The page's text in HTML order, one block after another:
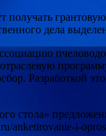
дела
Разработкой
стола»
anketirovanie-i-